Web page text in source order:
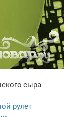
сыра
рулет